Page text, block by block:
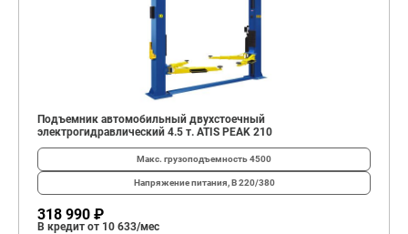
Подъемник автомобильный двухстоечный
электрогидравлический 4.5 т. ATIS PEAK 210
Макс. грузоподъемность4500
Напряжение питания, В220/380
318 990 ₽
В кредит от 10 633/мес